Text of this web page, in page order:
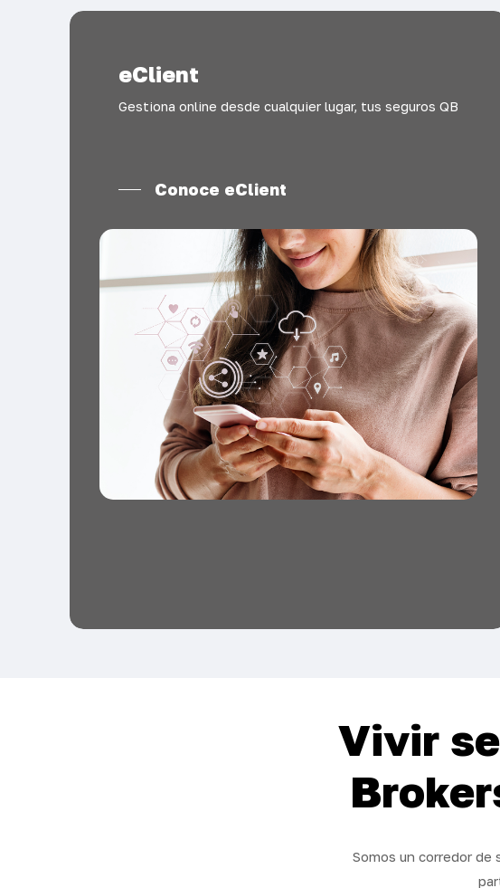
eClient
Gestiona online desde cualquier lugar, tus seguros QB
Conoce eClient
Vivir
Somos un corredor de